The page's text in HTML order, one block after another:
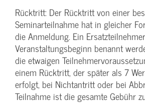
Rücktritt: Der Rücktritt von einer
Seminarteilnahme hat in gleicher
die Anmeldung. Ein
Veranstaltungs­beginn benannt
die etwaigen
einem Rücktritt, der später als 7
erfolgt, bei Nichtantritt oder bei
Teilnahme ist die gesamte Gebühr